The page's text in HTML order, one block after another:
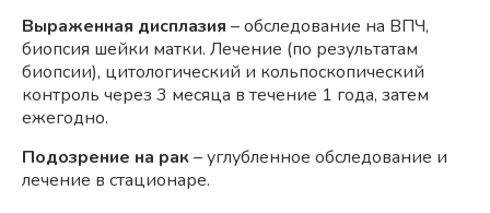
Выраженная дисплазия – обследование на ВПЧ,
биопсия шейки матки. Лечение (по результатам
биопсии), цитологический и кольпоскопический
контроль через 3 месяца в течение 1 года, затем
ежегодно.
Подозрение на рак– углубленное обследование и
лечение в стационаре.